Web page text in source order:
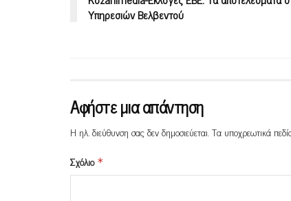
Υπηρεσιών Βελβεντού
Αφήστε μια απάντηση
Η ηλ. διεύθυνση σας δεν δημοσιεύεται.Τα υποχρεωτικά
Σχόλιο *